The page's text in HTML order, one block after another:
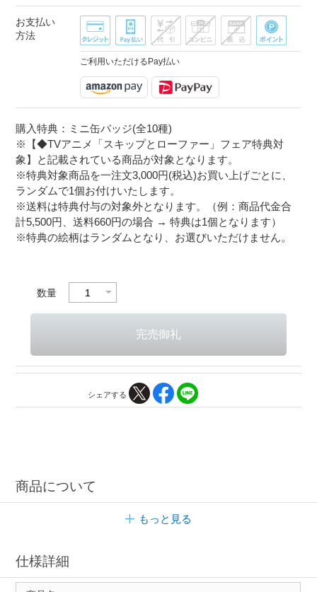
お支払い
方法
ご利用いただけるPay払い
購入特典：ミニ缶バッジ(全10種)
※【◆TVアニメ「スキップとローファー」フェア特典対
象】と記載されている商品が対象となります。
※特典対象商品を一注文3,000円(税込)お買い上げごとに、
ランダムで1個お付けいたします。
※送料は特典付与の対象外となります。（例：商品代金合
計5,500円、送料660円の場合 → 特典は1個となります）
※特典の絵柄はランダムとなり、お選びいただけません。
数量
シェアする
商品について
もっと見る
仕様詳細